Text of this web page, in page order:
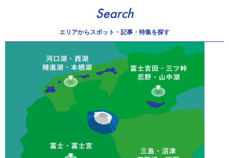
Search
エリアからスポット・記事・特集を探す